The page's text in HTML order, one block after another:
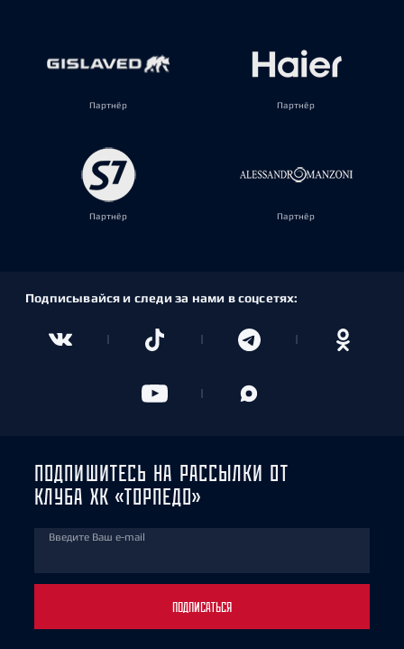
Партнёр Партнёр
Партнёр Партнёр
Подписывайся и следи за нами в соцсетях:
ПОДПИШИТЕСЬ НА РАССЫЛКИ ОТ
КЛУБА ХК «ТОРПЕДО»
Введите Ваш e-mail
ПОДПИСАТЬСЯ